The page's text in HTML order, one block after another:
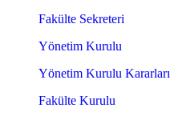
Fakülte Sekreteri
Yönetim Kurulu
Yönetim Kurulu Kararları
Fakülte Kurulu